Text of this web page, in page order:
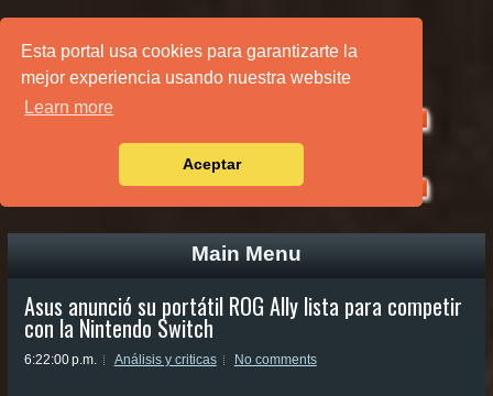
Esta portal usa cookies para garantizarte la
mejor experiencia usando nuestra website
Learn more
Aceptar
PÁGINA PRINCIPAL
Main Menu
Asus anunció su portátil ROG Ally lista para competir
con la Nintendo Switch
6:22:00 p.m. Análisis y criticas No comments